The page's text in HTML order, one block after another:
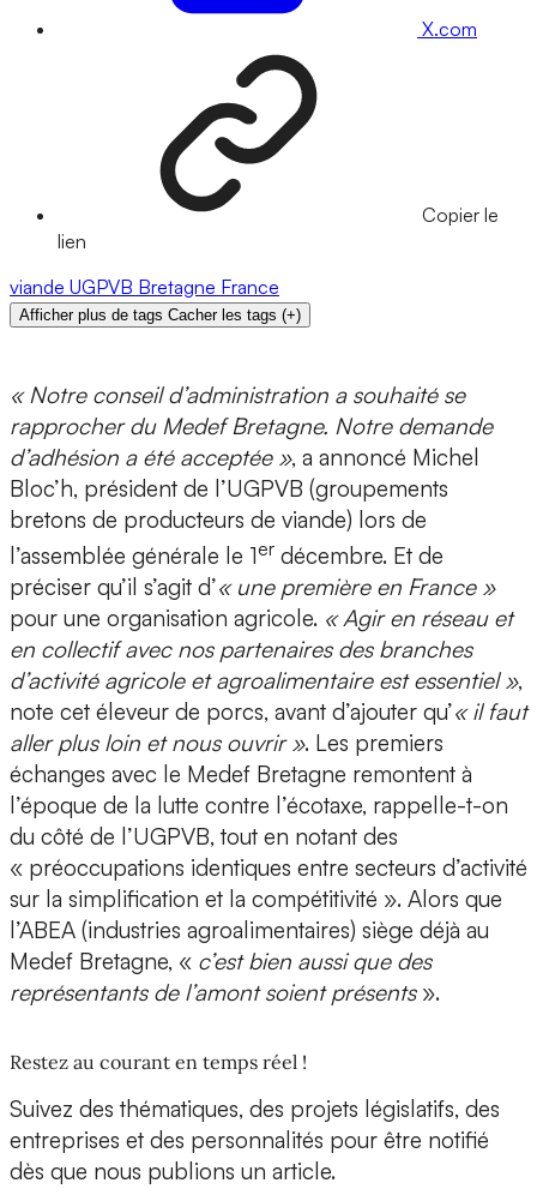
X.com
Copier le
lien
viande UGPVB Bretagne France
Afficher plus de tags Cacher les tags (+)
« Notre conseil d’administration a souhaité se
rapprocher du Medef Bretagne. Notre demande
d’adhésion a été acceptée », a annoncé Michel
Bloc’h, président de l’UGPVB (groupements
bretons de producteurs de viande) lors de
l’assemblée générale le 1er décembre. Et de
préciser qu’il s’agit d’« une première en France »
pour une organisation agricole. « Agir en réseau et
en collectif avec nos partenaires des branches
d’activité agricole et agroalimentaire est essentiel »,
note cet éleveur de porcs, avant d’ajouter qu’« il faut
aller plus loin et nous ouvrir ». Les premiers
échanges avec le Medef Bretagne remontent à
l’époque de la lutte contre l’écotaxe, rappelle-t-on
du côté de l’UGPVB, tout en notant des
« préoccupations identiques entre secteurs d’activité
sur la simplification et la compétitivité ». Alors que
l’ABEA (industries agroalimentaires) siège déjà au
Medef Bretagne, « c’est bien aussi que des
représentants de l’amont soient présents».
Restez au courant en temps réel !
Suivez des thématiques, des projets législatifs, des
entreprises et des personnalités pour être notifié
dès que nous publions un article.